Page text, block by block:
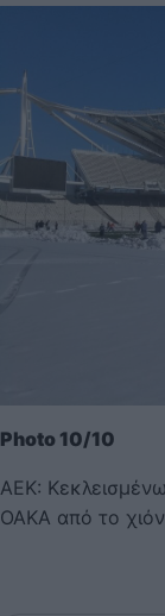
Photo 10/10
ΑΕΚ:
ΟΑΚΑ από το